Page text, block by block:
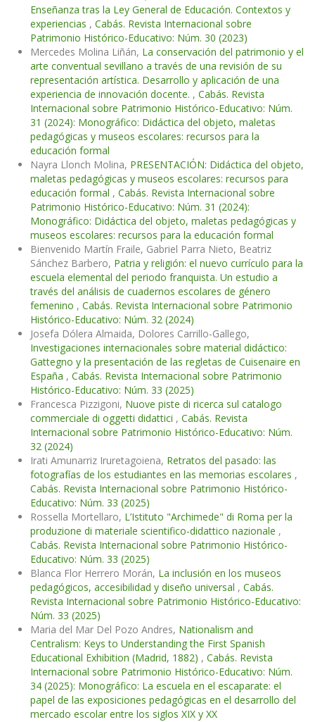
Enseñanza tras la Ley General de Educación. Contextos y
experiencias , Cabás. Revista Internacional sobre
Patrimonio Histórico-Educativo: Núm. 30 (2023)
Mercedes Molina Liñán, La conservación del patrimonio y el
arte conventual sevillano a través de una revisión de su
representación artística. Desarrollo y aplicación de una
experiencia de innovación docente. , Cabás. Revista
Internacional sobre Patrimonio Histórico-Educativo: Núm.
31 (2024): Monográfico: Didáctica del objeto, maletas
pedagógicas y museos escolares: recursos para la
educación formal
Nayra Llonch Molina, PRESENTACIÓN: Didáctica del objeto,
maletas pedagógicas y museos escolares: recursos para
educación formal , Cabás. Revista Internacional sobre
Patrimonio Histórico-Educativo: Núm. 31 (2024):
Monográfico: Didáctica del objeto, maletas pedagógicas y
museos escolares: recursos para la educación formal
Bienvenido Martín Fraile, Gabriel Parra Nieto, Beatriz
Sánchez Barbero, Patria y religión: el nuevo currículo para la
escuela elemental del periodo franquista. Un estudio a
través del análisis de cuadernos escolares de género
femenino , Cabás. Revista Internacional sobre Patrimonio
Histórico-Educativo: Núm. 32 (2024)
Josefa Dólera Almaida, Dolores Carrillo-Gallego,
Investigaciones internacionales sobre material didáctico:
Gattegno y la presentación de las regletas de Cuisenaire en
España , Cabás. Revista Internacional sobre Patrimonio
Histórico-Educativo: Núm. 33 (2025)
Francesca Pizzigoni, Nuove piste di ricerca sul catalogo
commerciale di oggetti didattici , Cabás. Revista
Internacional sobre Patrimonio Histórico-Educativo: Núm.
32 (2024)
Irati Amunarriz Iruretagoiena, Retratos del pasado: las
fotografías de los estudiantes en las memorias escolares ,
Cabás. Revista Internacional sobre Patrimonio Histórico-
Educativo: Núm. 33 (2025)
Rossella Mortellaro, L’Istituto "Archimede" di Roma per la
produzione di materiale scientifico-didattico nazionale ,
Cabás. Revista Internacional sobre Patrimonio Histórico-
Educativo: Núm. 33 (2025)
Blanca Flor Herrero Morán, La inclusión en los museos
pedagógicos, accesibilidad y diseño universal , Cabás.
Revista Internacional sobre Patrimonio Histórico-Educativo:
Núm. 33 (2025)
Maria del Mar Del Pozo Andres, Nationalism and
Centralism: Keys to Understanding the First Spanish
Educational Exhibition (Madrid, 1882) , Cabás. Revista
Internacional sobre Patrimonio Histórico-Educativo: Núm.
34 (2025): Monográfico: La escuela en el escaparate: el
papel de las exposiciones pedagógicas en el desarrollo del
mercado escolar entre los siglos XIX y XX